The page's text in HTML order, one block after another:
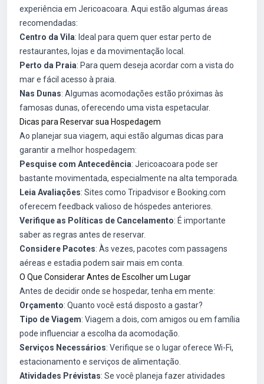
experiência em Jericoacoara. Aqui estão algumas áreas
recomendadas:
Centro da Vila: Ideal para quem quer estar perto de
restaurantes, lojas e da movimentação local.
Perto da Praia: Para quem deseja acordar com a vista do
mar e fácil acesso à praia.
Nas Dunas: Algumas acomodações estão próximas às
famosas dunas, oferecendo uma vista espetacular.
Dicas para Reservar sua Hospedagem
Ao planejar sua viagem, aqui estão algumas dicas para
garantir a melhor hospedagem:
Pesquise com Antecedência: Jericoacoara pode ser
bastante movimentada, especialmente na alta temporada.
Leia Avaliações: Sites como Tripadvisor e Booking.com
oferecem feedback valioso de hóspedes anteriores.
Verifique as Políticas de Cancelamento: É importante
saber as regras antes de reservar.
Considere Pacotes: Às vezes, pacotes com passagens
aéreas e estadia podem sair mais em conta.
O Que Considerar Antes de Escolher um Lugar
Antes de decidir onde se hospedar, tenha em mente:
Orçamento: Quanto você está disposto a gastar?
Tipo de Viagem: Viagem a dois, com amigos ou em família
pode influenciar a escolha da acomodação.
Serviços Necessários: Verifique se o lugar oferece Wi-Fi,
estacionamento e serviços de alimentação.
Atividades Prévistas: Se você planeja fazer atividades